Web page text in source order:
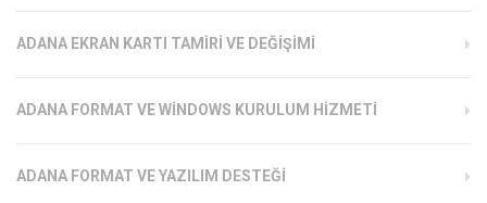
ADANA EKRAN KARTI TAMIRI VE DEĞIŞIMI
ADANA FORMAT VE WINDOWS KURULUM HIZMETI
ADANA FORMAT VE YAZILIM DESTEĞI